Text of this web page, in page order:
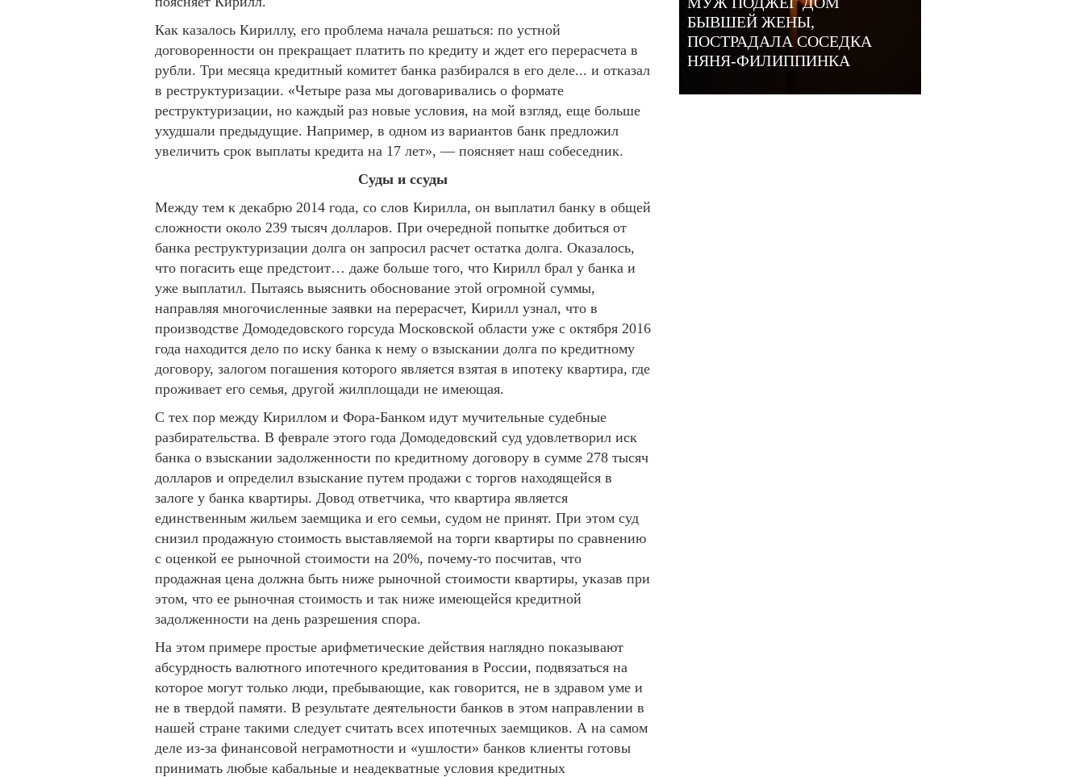
Как казалось Кириллу, его проблема начала решаться: по устной
договоренности он прекращает платить по кредиту и ждет его перерасчета в
рубли. Три месяца кредитный комитет банка разбирался в его деле... и отказал
в реструктуризации. «Четыре раза мы договаривались о формате
реструктуризации, но каждый раз новые условия, на мой взгляд, еще больше
ухудшали предыдущие. Например, в одном из вариантов банк предложил
увеличить срок выплаты кредита на 17 лет», — поясняет наш собеседник.
Суды и ссуды
Между тем к декабрю 2014 года, со слов Кирилла, он выплатил банку в общей
сложности около 239 тысяч долларов. При очередной попытке добиться от
банка реструктуризации долга он запросил расчет остатка долга. Оказалось,
что погасить еще предстоит… даже больше того, что Кирилл брал у банка и
уже выплатил. Пытаясь выяснить обоснование этой огромной суммы,
направляя многочисленные заявки на перерасчет, Кирилл узнал, что в
производстве Домодедовского горсуда Московской области уже с октября 2016
года находится дело по иску банка к нему о взыскании долга по кредитному
договору, залогом погашения которого является взятая в ипотеку квартира, где
проживает его семья, другой жилплощади не имеющая.
С тех пор между Кириллом и Фора-Банком идут мучительные судебные
разбирательства. В феврале этого года Домодедовский суд удовлетворил иск
банка о взыскании задолженности по кредитному договору в сумме 278 тысяч
долларов и определил взыскание путем продажи с торгов находящейся в
залоге у банка квартиры. Довод ответчика, что квартира является
единственным жильем заемщика и его семьи, судом не принят. При этом суд
снизил продажную стоимость выставляемой на торги квартиры по сравнению
с оценкой ее рыночной стоимости на 20%, почему-то посчитав, что
продажная цена должна быть ниже рыночной стоимости квартиры, указав при
этом, что ее рыночная стоимость и так ниже имеющейся кредитной
задолженности на день разрешения спора.
На этом примере простые арифметические действия наглядно показывают
абсурдность валютного ипотечного кредитования в России, подвязаться на
которое могут только люди, пребывающие, как говорится, не в здравом уме и
не в твердой памяти. В результате деятельности банков в этом направлении в
нашей стране такими следует считать всех ипотечных заемщиков. А на самом
деле из-за финансовой неграмотности и «ушлости» банков клиенты готовы
принимать любые кабальные и неадекватные условия кредитных
БЫВШЕЙ ЖЕНЫ,
ПОСТРАДАЛА СОСЕДКА
НЯНЯ-ФИЛИППИНКА